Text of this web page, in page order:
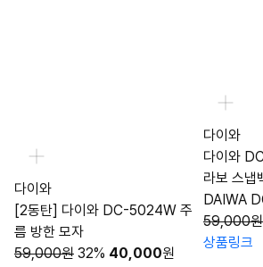
다이와
[2동탄] 다이와 DC-5024W 주
름 방한 모자
59,000원 32% 40,000원
다이와
다이와
라보 스냅
DAIWA
59,000원
상품링크